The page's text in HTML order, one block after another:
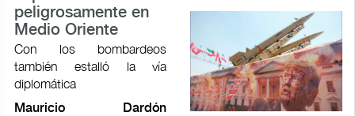
peligrosamente en
Medio Oriente
Con los bombardeos
también estalló la vía
diplomática
Mauricio Dardón